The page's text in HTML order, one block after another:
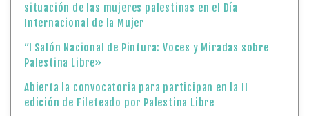
situación de las mujeres palestinas en el Día
Internacional de la Mujer
“I Salón Nacional de Pintura: Voces y Miradas sobre
Palestina Libre»
Abierta la convocatoria para participan en la II
edición de Fileteado por Palestina Libre